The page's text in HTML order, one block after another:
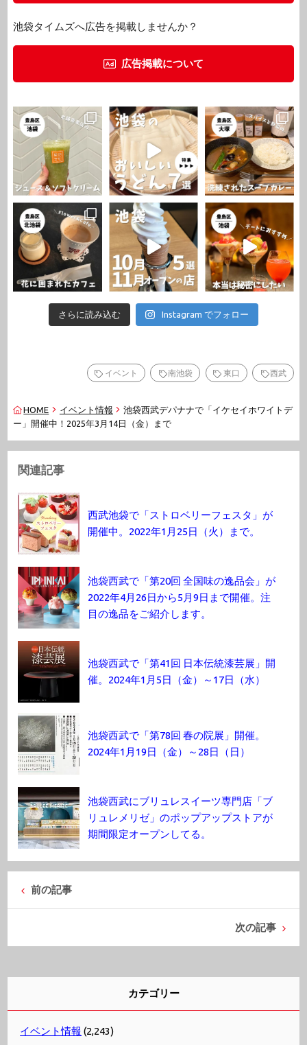
池袋タイムズへ広告を掲載しませんか？
広告掲載について
さらに読み込む Instagram でフォロー
イベント 南池袋 東口 西武
HOME イベント情報
池袋西武デパナナで「イケセイホワイトデ
ー」開催中！2025年3月14日（金）まで
関連記事
西武池袋で「ストロベリーフェスタ」が
開催中。2022年1月25日（火）まで。
池袋西武で「第20回 全国味の逸品会」が
2022年4月26日から5月9日まで開催。注
目の逸品をご紹介します。
池袋西武で「第41回 日本伝統漆芸展」開
催。2024年1月5日（金）～17日（水）
池袋西武で「第78回 春の院展」開催。
2024年1月19日（金）～28日（日）
池袋西武にブリュレスイーツ専門店「ブ
リュレメリゼ」のポップアップストアが
期間限定オープンしてる。
前の記事
次の記事
カテゴリー
イベント情報 (2,243)